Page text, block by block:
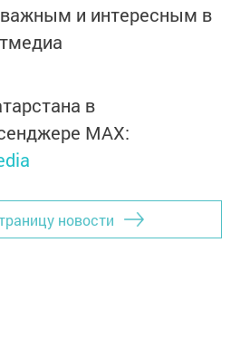
и интересным в
в
MАХ:
новости